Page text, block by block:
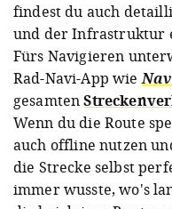
findest du auch
und der Infrastruktur
Fürs Navigieren
Rad-Navi-App wie
gesamten
Wenn du die Route
auch offline nutzen
die Strecke selbst
immer wusste, wo's